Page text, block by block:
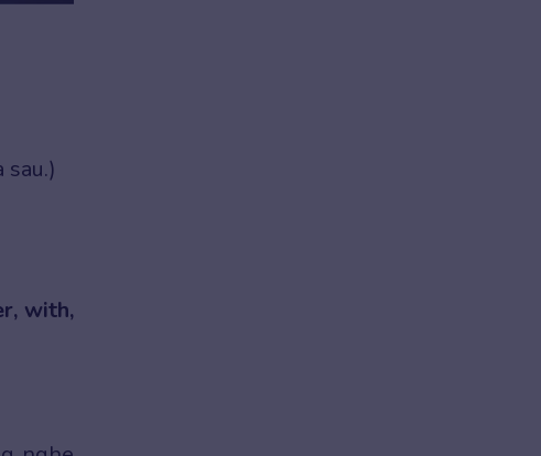
sau.)
with,